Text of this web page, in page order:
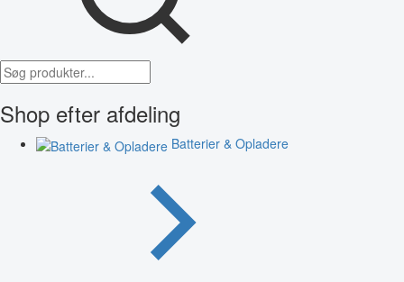
Shop efter afdeling
Batterier & Opladere